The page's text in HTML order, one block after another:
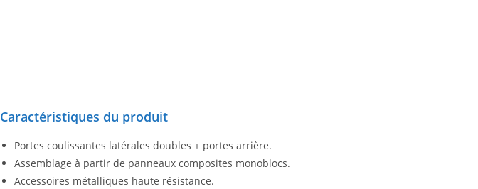
Caractéristiques du produit
Portes coulissantes latérales doubles + portes arrière.
Assemblage à partir de panneaux composites monoblocs.
Accessoires métalliques haute résistance.